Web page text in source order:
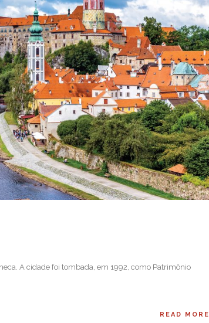
A cidade foi tombada, em 1992, como Patrimônio
READ MORE